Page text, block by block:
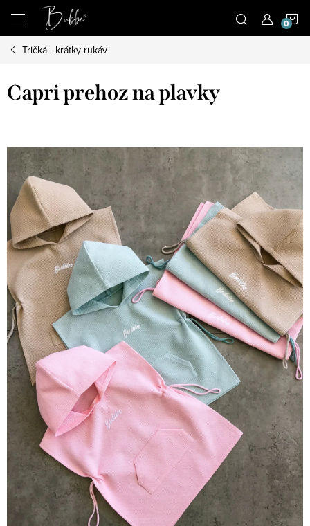
obsah
Tričká - krátky rukáv
Capri prehoz na plavky